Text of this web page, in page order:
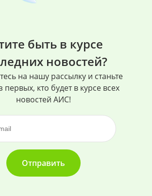
быть в курсе
новостей?
на нашу рассылку и станьте
первых, кто будет в курсе всех
новостей АИС!
Отправить